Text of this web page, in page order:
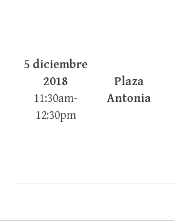
5 diciembre
2018
11:30am-
12:30pm
Plaza
Antonia